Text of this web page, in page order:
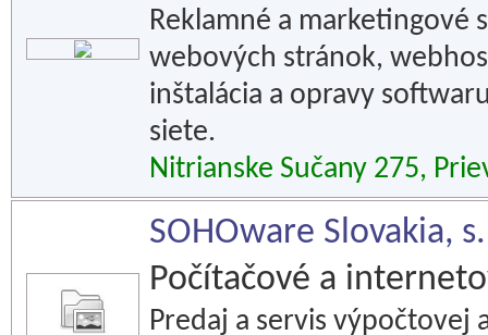
Reklamné a marketingové
webových stránok,
inštalácia a opravy
siete.
Nitrianske Sučany 275,
SOHOware Slovakia,
Počítačové a
Predaj a servis výpočtovej